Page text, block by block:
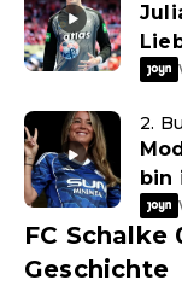
2.
bin
FC
Geschichte